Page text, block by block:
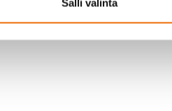
Salli valinta